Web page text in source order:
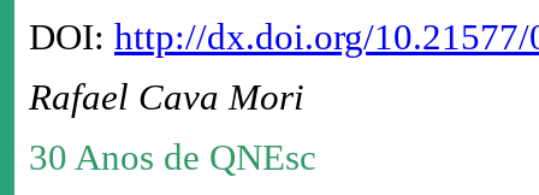
DOI: http://dx.doi.org/
Rafael Cava Mori
30 Anos de QNEsc